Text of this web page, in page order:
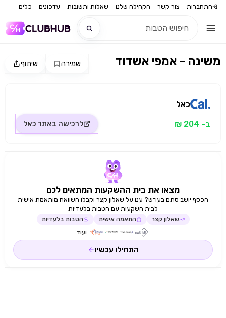
התחברות צור קשר הקהילה שלנו שאלות ותשובות עדכונים כלים
שיתוף שמירה משינה - אמפי אשדוד
כאל
ב- 204 ₪ לרכישה באתר כאל
מצאו את בית ההשקעות המתאים לכם
הכסף יושב סתם בעו״ש? ענו על שאלון קצר וקבלו השוואה מותאמת אישית
לבית השקעות עם הטבות בלעדיות
שאלון קצר התאמה אישית הטבות בלעדיות
ועוד
התחילו עכשיו